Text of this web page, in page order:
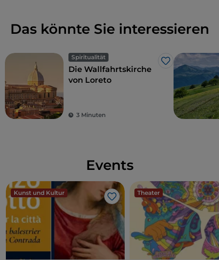
Das könnte Sie interessieren
Spiritualität
Like
Die Wallfahrtskirche
von Loreto
3 Minuten
Events
Kunst und Kultur
Like
Theater